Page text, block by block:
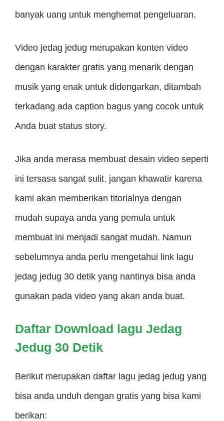
banyak uang untuk menghemat pengeluaran.
Video jedag jedug merupakan konten video
dengan karakter gratis yang menarik dengan
musik yang enak untuk didengarkan, ditambah
terkadang ada caption bagus yang cocok untuk
Anda buat status story.
Jika anda merasa membuat desain video seperti
ini tersasa sangat sulit, jangan khawatir karena
kami akan memberikan titorialnya dengan
mudah supaya anda yang pemula untuk
membuat ini menjadi sangat mudah. Namun
sebelumnya anda perlu mengetahui link lagu
jedag jedug 30 detik yang nantinya bisa anda
gunakan pada video yang akan anda buat.
Daftar Download lagu Jedag
Jedug 30 Detik
Berikut merupakan daftar lagu jedag jedug yang
bisa anda unduh dengan gratis yang bisa kami
berikan: